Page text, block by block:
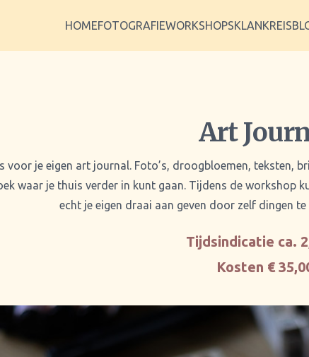
HOMEFOTOGRAFIEWORKSHOPSKLANKREIS
Art
voor je eigen art journal. Foto’s, droogbloemen, teksten,
waar je thuis verder in kunt gaan. Tijdens de workshop
echt je eigen draai aan geven door zelf dingen
Tijdsindicatie ca.
Kosten €